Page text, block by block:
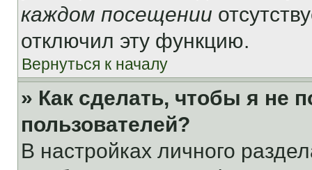
каждом посещении
отключил эту функцию.
Вернуться к началу
» Как сделать, чтобы я не
пользователей?
В настройках личного